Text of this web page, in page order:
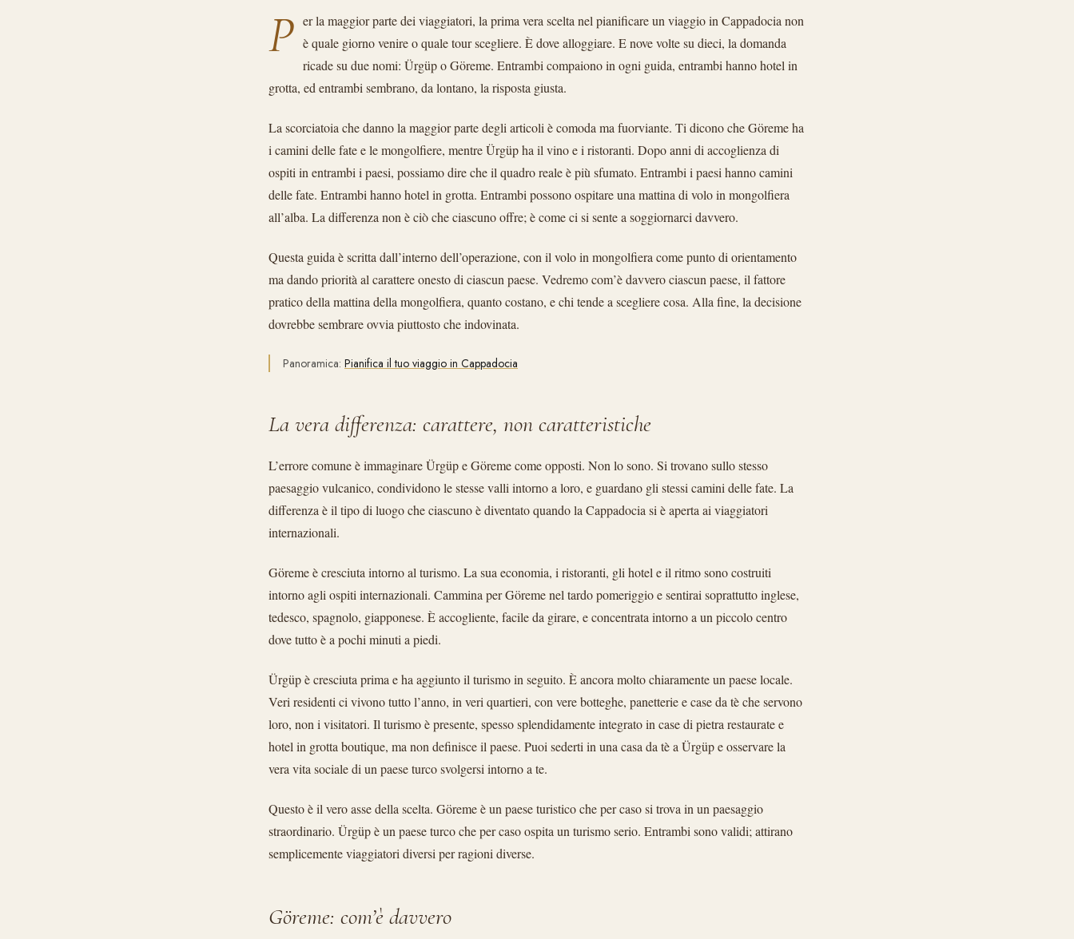
P er la maggior parte dei viaggiatori, la prima vera scelta nel pianificare un viaggio in Cappadocia non
è quale giorno venire o quale tour scegliere. È dove alloggiare. E nove volte su dieci, la domanda
ricade su due nomi: Ürgüp o Göreme. Entrambi compaiono in ogni guida, entrambi hanno hotel in
grotta, ed entrambi sembrano, da lontano, la risposta giusta.
La scorciatoia che danno la maggior parte degli articoli è comoda ma fuorviante. Ti dicono che Göreme ha
i camini delle fate e le mongolfiere, mentre Ürgüp ha il vino e i ristoranti. Dopo anni di accoglienza di
ospiti in entrambi i paesi, possiamo dire che il quadro reale è più sfumato. Entrambi i paesi hanno camini
delle fate. Entrambi hanno hotel in grotta. Entrambi possono ospitare una mattina di volo in mongolfiera
all’alba. La differenza non è ciò che ciascuno offre; è come ci si sente a soggiornarci davvero.
Questa guida è scritta dall’interno dell’operazione, con il volo in mongolfiera come punto di orientamento
ma dando priorità al carattere onesto di ciascun paese. Vedremo com’è davvero ciascun paese, il fattore
pratico della mattina della mongolfiera, quanto costano, e chi tende a scegliere cosa. Alla fine, la decisione
dovrebbe sembrare ovvia piuttosto che indovinata.
Panoramica: Pianifica il tuo viaggio in Cappadocia
La vera differenza: carattere, non caratteristiche
L’errore comune è immaginare Ürgüp e Göreme come opposti. Non lo sono. Si trovano sullo stesso
paesaggio vulcanico, condividono le stesse valli intorno a loro, e guardano gli stessi camini delle fate. La
differenza è il tipo di luogo che ciascuno è diventato quando la Cappadocia si è aperta ai viaggiatori
internazionali.
Göreme è cresciuta intorno al turismo. La sua economia, i ristoranti, gli hotel e il ritmo sono costruiti
intorno agli ospiti internazionali. Cammina per Göreme nel tardo pomeriggio e sentirai soprattutto inglese,
tedesco, spagnolo, giapponese. È accogliente, facile da girare, e concentrata intorno a un piccolo centro
dove tutto è a pochi minuti a piedi.
Ürgüp è cresciuta prima e ha aggiunto il turismo in seguito. È ancora molto chiaramente un paese locale.
Veri residenti ci vivono tutto l’anno, in veri quartieri, con vere botteghe, panetterie e case da tè che servono
loro, non i visitatori. Il turismo è presente, spesso splendidamente integrato in case di pietra restaurate e
hotel in grotta boutique, ma non definisce il paese. Puoi sederti in una casa da tè a Ürgüp e osservare la
vera vita sociale di un paese turco svolgersi intorno a te.
Questo è il vero asse della scelta. Göreme è un paese turistico che per caso si trova in un paesaggio
straordinario. Ürgüp è un paese turco che per caso ospita un turismo serio. Entrambi sono validi; attirano
semplicemente viaggiatori diversi per ragioni diverse.
Göreme: com’è davvero